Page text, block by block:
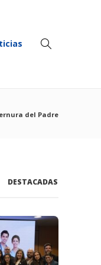
del Padre
DESTACADAS